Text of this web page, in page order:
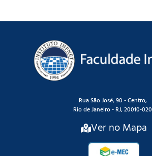
Rua São José, 90 - Centro,
Rio de Janeiro - RJ, 20010-020
Ver no Mapa